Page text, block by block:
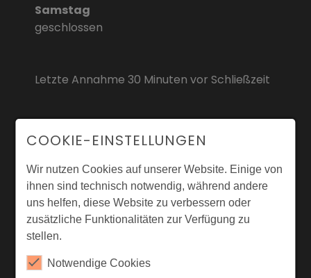
Samstag
geschlossen
Letzte Annahme 30 Minuten vor Schließzeit
COOKIE-EINSTELLUNGEN
Wir nutzen Cookies auf unserer Website. Einige von
ihnen sind technisch notwendig, während andere
uns helfen, diese Website zu verbessern oder
zusätzliche Funktionalitäten zur Verfügung zu
stellen.
Notwendige Cookies